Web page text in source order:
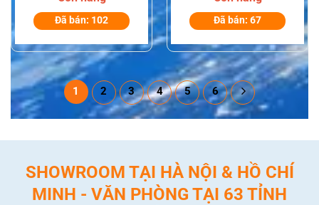
series, 1/F4001
series, IC-
F3101D/F4101D
series
Đã bán: 102 Đã bán: 67
1 2 3 4 5 6
SHOWROOM TẠI HÀ NỘI & HỒ CHÍ
MINH - VĂN PHÒNG TẠI 63 TỈNH